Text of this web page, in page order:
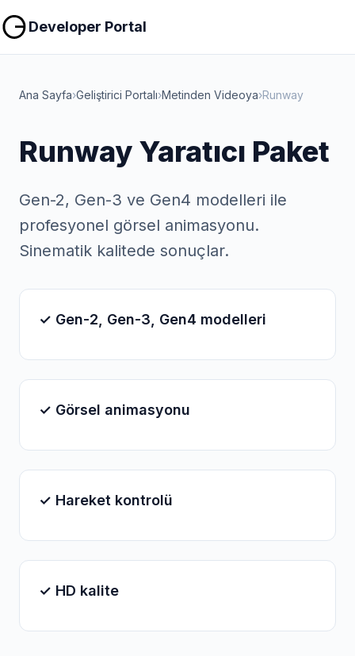
Developer Portal
Ana Sayfa›Geliştirici Portalı›Metinden Videoya›Runway
Runway Yaratıcı Paket
Gen-2, Gen-3 ve Gen4 modelleri ile
profesyonel görsel animasyonu.
Sinematik kalitede sonuçlar.
✓ Gen-2, Gen-3, Gen4 modelleri
✓ Görsel animasyonu
✓ Hareket kontrolü
✓ HD kalite